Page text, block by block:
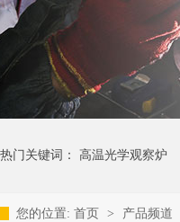
热门关键词： 高温光学观察炉
您的位置: 首页 > 产品频道